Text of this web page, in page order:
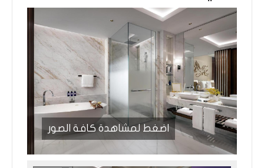
اضغط لمشاهدة كافة الصور